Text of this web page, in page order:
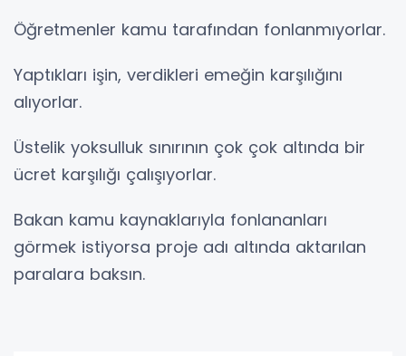
Öğretmenler kamu tarafından fonlanmıyorlar.
Yaptıkları işin, verdikleri emeğin karşılığını
alıyorlar.
Üstelik yoksulluk sınırının çok çok altında bir
ücret karşılığı çalışıyorlar.
Bakan kamu kaynaklarıyla fonlananları
görmek istiyorsa proje adı altında aktarılan
paralara baksın.